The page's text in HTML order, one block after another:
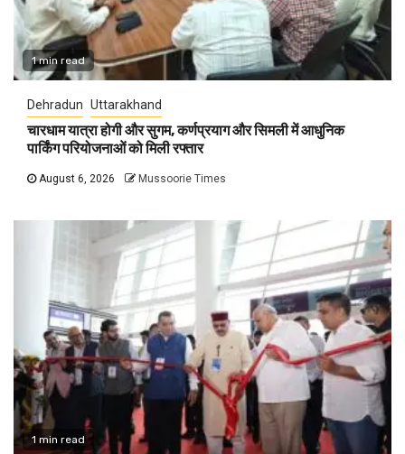
1 min read
Dehradun Uttarakhand
चारधाम यात्रा होगी और सुगम, कर्णप्रयाग और सिमली में आधुनिक
पार्किंग परियोजनाओं को मिली रफ्तार
August 6, 2026 Mussoorie Times
1 min read